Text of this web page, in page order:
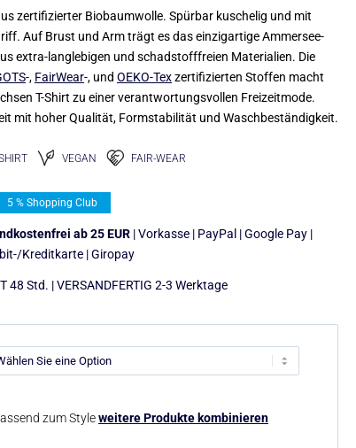
zertifizierter Biobaumwolle. Spürbar kuschelig und mit
Auf Brust und Arm trägt es das einzigartige Ammersee-
extra-langlebigen und schadstofffreien Materialien. Die
-, FairWear-, und OEKO-Texzertifizierten Stoffen macht
T-Shirt zu einer verantwortungsvollen Freizeitmode.
mit hoher Qualität, Formstabilität und Waschbeständigkeit.
VEGAN FAIR-WEAR
5 % Shopping Club
ab 25 EUR | Vorkasse | PayPal | Google Pay |
Kreditkarte | Giropay
48 Std. | VERSANDFERTIG 2-3 Werktage
zum Styleweitere Produkte kombinieren